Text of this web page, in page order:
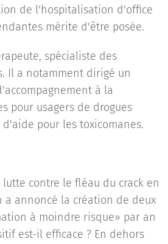
de l'hospitalisation d'office
mérite d'être posée.
spécialiste des
Il a notamment dirigé un
à la
pour usagers de drogues
d'aide pour les toxicomanes.
lutte contre le fléau du crack en
a annoncé la création de deux
à moindre risque» par an
est-il efficace ? En dehors